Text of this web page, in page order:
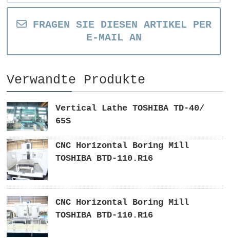
FRAGEN SIE DIESEN ARTIKEL PER
E-MAIL AN
Verwandte Produkte
Vertical Lathe TOSHIBA TD-40/
65S
CNC Horizontal Boring Mill
TOSHIBA BTD-110.R16
CNC Horizontal Boring Mill
TOSHIBA BTD-110.R16